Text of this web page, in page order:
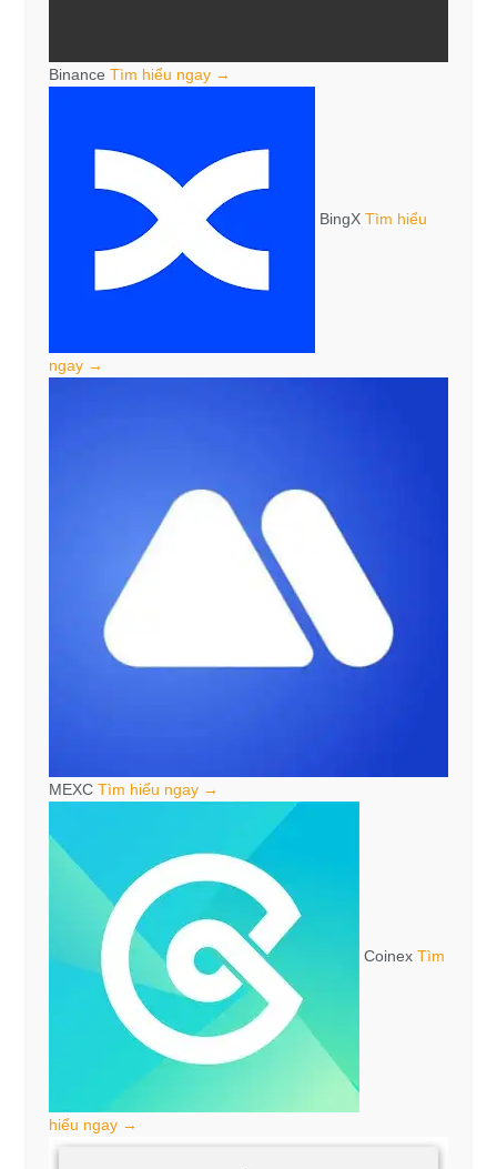
Binance Tìm hiểu ngay →
BingX Tìm hiểu
ngay →
MEXC Tìm hiểu ngay →
Coinex Tìm
hiểu ngay →